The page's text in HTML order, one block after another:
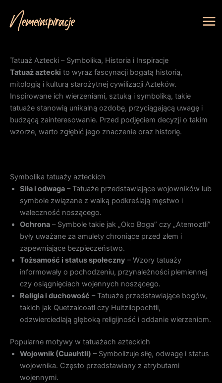
treści
Tatuaż Aztecki – Symbolika, Historia i Inspiracje
Tatuaż aztecki to wyraz fascynacji bogatą historią,
mitologią i kulturą starożytnej cywilizacji Azteków.
Inspirowane ich wierzeniami, sztuką i symboliką, takie
tatuaże stanowią unikalną ozdobę, przyciągającą uwagę i
budzącą zainteresowanie. Przed podjęciem decyzji o takim
wzorze, warto zgłębić jego znaczenie oraz historię.
Symbolika tatuaży azteckich
Siła i odwaga – Tatuaże przedstawiające wojowników lub
symbole związane z walką podkreślają męstwo i
waleczność noszącego.
Ochrona – Symbole takie jak „Oko Boga” czy „Atemoztli”
były uważane za amulety chroniące przed złem i
zapewniające bezpieczeństwo.
Tożsamość i status społeczny – Wzory tatuaży
informowały o pochodzeniu, przynależności plemiennej
czy osiągnięciach wojennych noszącego.
Religia i duchowość – Tatuaże przedstawiające bogów,
takich jak Quetzalcoatl czy Huitzilopochtli,
odzwierciedlają głęboką religijność i oddanie wierzeniom.
Popularne motywy w tatuażach azteckich
Wojownik (Cuauhtli) – Symbolizuje siłę, odwagę i status
wojownika. Często przedstawiany z atrybutami
wojennymi.